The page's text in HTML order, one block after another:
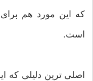
که این مورد هم
است.
اصلی ترین دلیلی که